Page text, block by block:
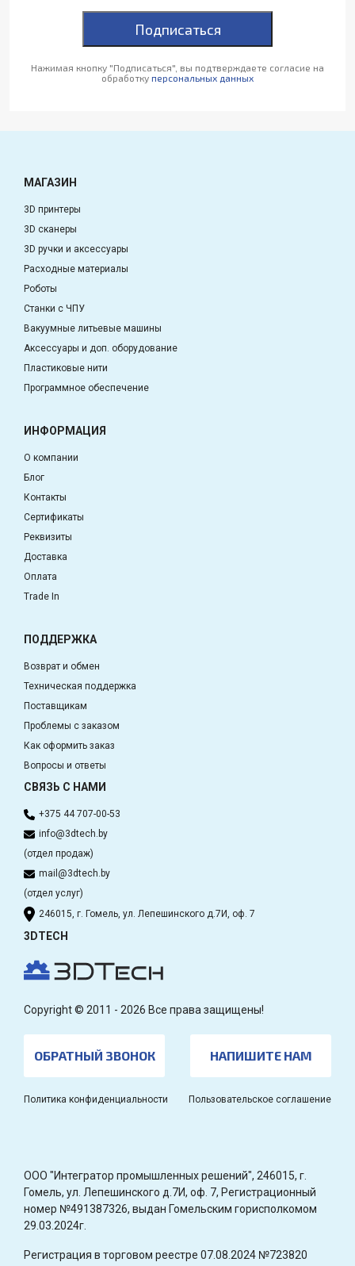
Подписаться
Нажимая кнопку "Подписаться", вы подтверждаете согласие на
обработку персональных данных
МАГАЗИН
3D принтеры
3D сканеры
3D ручки и аксессуары
Расходные материалы
Роботы
Станки с ЧПУ
Вакуумные литьевые машины
Аксессуары и доп. оборудование
Пластиковые нити
Программное обеспечение
ИНФОРМАЦИЯ
О компании
Блог
Контакты
Сертификаты
Реквизиты
Доставка
Оплата
Trade In
ПОДДЕРЖКА
Возврат и обмен
Техническая поддержка
Поставщикам
Проблемы с заказом
Как оформить заказ
Вопросы и ответы
СВЯЗЬ С НАМИ
+375 44 707-00-53
info@3dtech.by
(отдел продаж)
mail@3dtech.by
(отдел услуг)
246015, г. Гомель, ул. Лепешинского д.7И, оф. 7
3DTECH
Copyright © 2011 - 2026 Все права защищены!
ОБРАТНЫЙ ЗВОНОК НАПИШИТЕ НАМ
Политика конфиденциальности Пользовательское соглашение
OOO "Интегратор промышленных решений", 246015, г.
Гомель, ул. Лепешинского д.7И, оф. 7, Регистрационный
номер №491387326, выдан Гомельским горисполкомом
29.03.2024г.
Регистрация в торговом реестре 07.08.2024 №723820